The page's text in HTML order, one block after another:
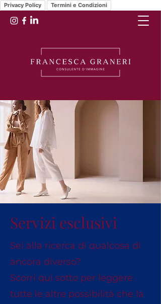
Privacy Policy Termini e Condizioni
Servizi esclusivi
Sei alla ricerca di qualcosa di
ancora diverso?
Scorri qui sotto per leggere
tutte le altre possibilità che la